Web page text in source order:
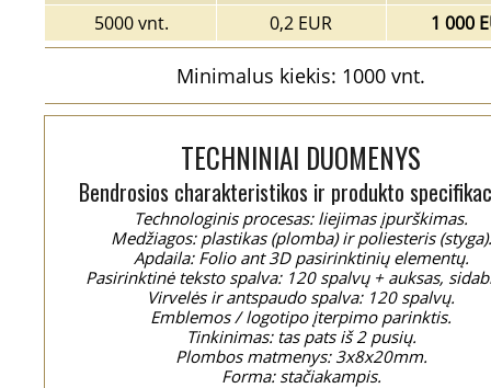
5000 vnt.
0,2 EUR 1 000
Minimalus kiekis: 1000 vnt.
TECHNINIAI DUOMENYS
Bendrosios charakteristikos ir produkto
Technologinis procesas: liejimas įpurškimas.
Medžiagos: plastikas (plomba) ir poliesteris (styga).
Apdaila: Folio ant 3D pasirinktinių elementų.
Pasirinktinė teksto spalva: 120 spalvų + auksas,
Virvelės ir antspaudo spalva: 120 spalvų.
Emblemos / logotipo įterpimo parinktis.
Tinkinimas: tas pats iš 2 pusių.
Plombos matmenys: 3x8x20mm.
Forma: stačiakampis.